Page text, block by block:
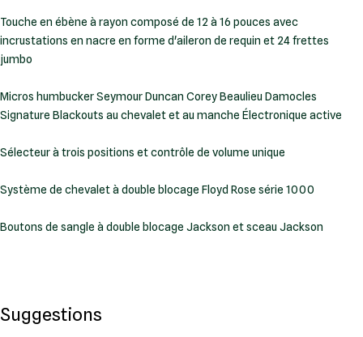
Touche en ébène à rayon composé de 12 à 16 pouces avec
incrustations en nacre en forme d'aileron de requin et 24 frettes
jumbo
Micros humbucker Seymour Duncan Corey Beaulieu Damocles
Signature Blackouts au chevalet et au manche Électronique active
Sélecteur à trois positions et contrôle de volume unique
Système de chevalet à double blocage Floyd Rose série 1000
Boutons de sangle à double blocage Jackson et sceau Jackson
Suggestions